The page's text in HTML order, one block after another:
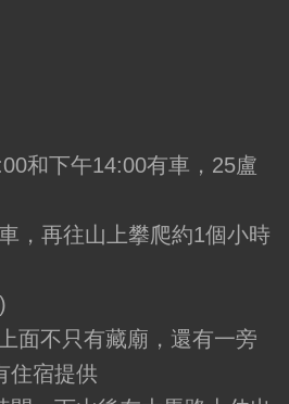
和下午14:00有車，25盧
，再往山上攀爬約1個小時
面不只有藏廟，還有一旁
住宿提供